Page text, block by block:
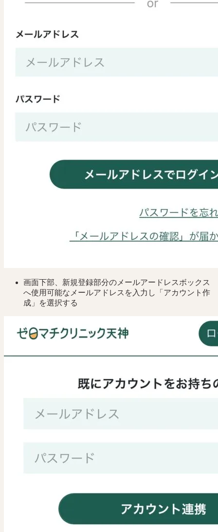
画面下部、新規登録部分のメールアードレスボックス
へ使用可能なメールアドレスを入力し「アカウント作
成」を選択する